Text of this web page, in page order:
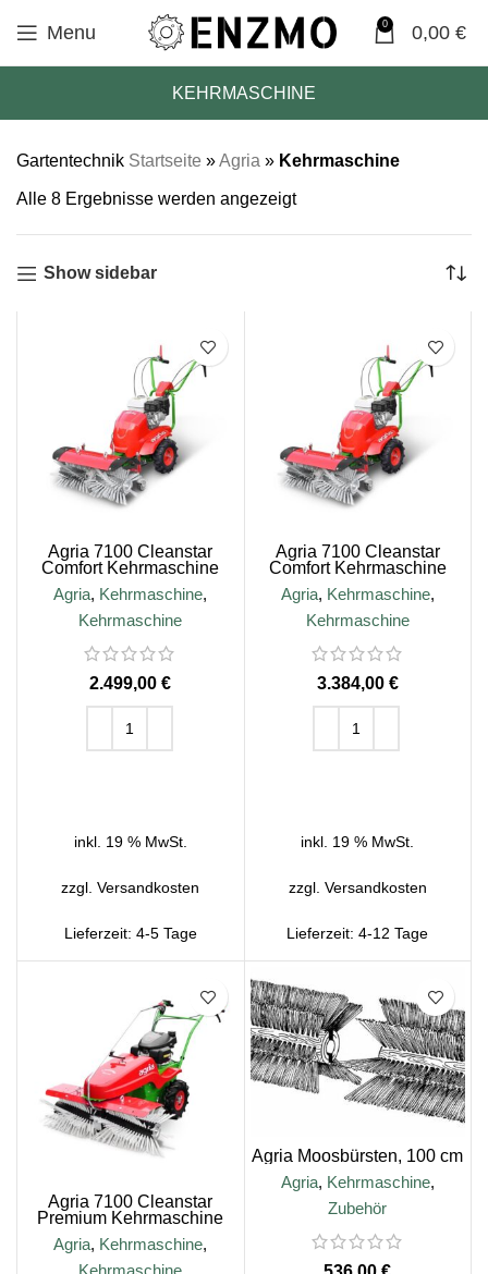
Menu 0 0,00 €
KEHRMASCHINE
Gartentechnik Startseite »Agria » Kehrmaschine
Alle 8 Ergebnisse werden angezeigt
Show sidebar
Agria 7100 Cleanstar
Comfort Kehrmaschine
(Grundgerät ohne
Bereifung und Bürsten)
Agria, Kehrmaschine,
Kehrmaschine
€
inkl. 19 % MwSt.
zzgl.Versandkosten
Lieferzeit: 4-5 Tage
Agria 7100 Cleanstar
Comfort Kehrmaschine
SET mit Reifen und
Bürsten
Agria, Kehrmaschine,
Kehrmaschine
€
inkl. 19 % MwSt.
zzgl. Versandkosten
Lieferzeit:4-12 Tage
Agria 7100 Cleanstar
Premium Kehrmaschine
(Grundgerät ohne
Bereifung und ohne
Bürsten)
Agria, Kehrmaschine,
Kehrmaschine
Agria Moosbürsten, 100 cm
Agria, Kehrmaschine,
Zubehör